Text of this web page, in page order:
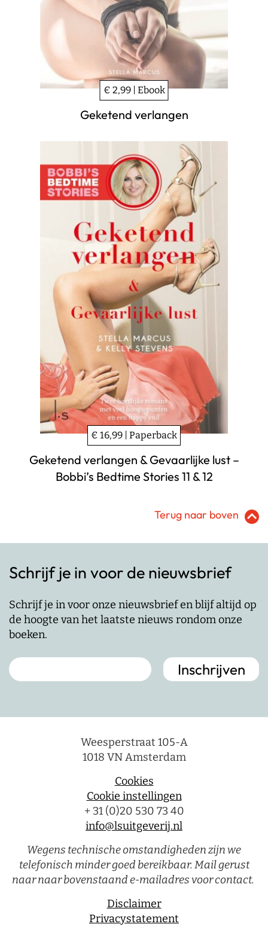
€ 2,99 | Ebook
Geketend verlangen
€ 16,99 | Paperback
Geketend verlangen & Gevaarlijke lust –
Bobbi’s Bedtime Stories 11 & 12
Terug naar boven
Schrijf je in voor de nieuwsbrief
Schrijf je in voor onze nieuwsbrief en blijf altijd op
de hoogte van het laatste nieuws rondom onze
boeken.
Weesperstraat 105-A
1018 VN Amsterdam
Cookies
Cookie instellingen
+ 31 (0)20 530 73 40
info@lsuitgeverij.nl
Wegens technische omstandigheden zijn we
telefonisch minder goed bereikbaar. Mail gerust
naar naar bovenstaand e-mailadres voor contact.
Disclaimer
Privacystatement